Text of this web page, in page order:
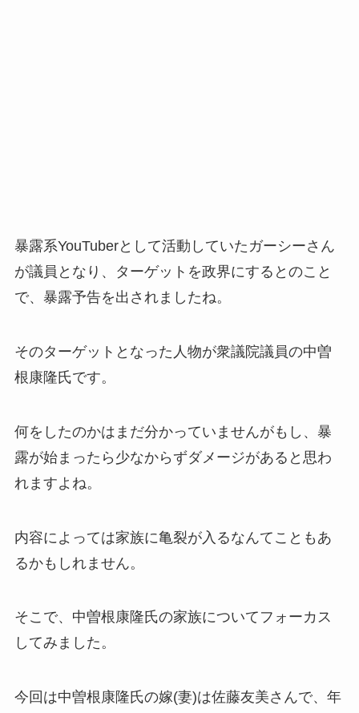
暴露系YouTuberとして活動していたガーシーさん
が議員となり、ターゲットを政界にするとのこと
で、暴露予告を出されましたね。
そのターゲットとなった人物が衆議院議員の中曽
根康隆氏です。
何をしたのかはまだ分かっていませんがもし、暴
露が始まったら少なからずダメージがあると思わ
れますよね。
内容によっては家族に亀裂が入るなんてこともあ
るかもしれません。
そこで、中曽根康隆氏の家族についてフォーカス
してみました。
今回は中曽根康隆氏の嫁(妻)は佐藤友美さんで、年